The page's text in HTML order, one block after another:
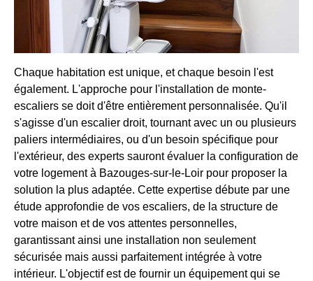
Chaque habitation est unique, et chaque besoin l'est
également. L'approche pour l'installation de monte-
escaliers se doit d'être entièrement personnalisée. Qu'il
s'agisse d'un escalier droit, tournant avec un ou plusieurs
paliers intermédiaires, ou d'un besoin spécifique pour
l'extérieur, des experts sauront évaluer la configuration de
votre logement à Bazouges-sur-le-Loir pour proposer la
solution la plus adaptée. Cette expertise débute par une
étude approfondie de vos escaliers, de la structure de
votre maison et de vos attentes personnelles,
garantissant ainsi une installation non seulement
sécurisée mais aussi parfaitement intégrée à votre
intérieur. L'objectif est de fournir un équipement qui se